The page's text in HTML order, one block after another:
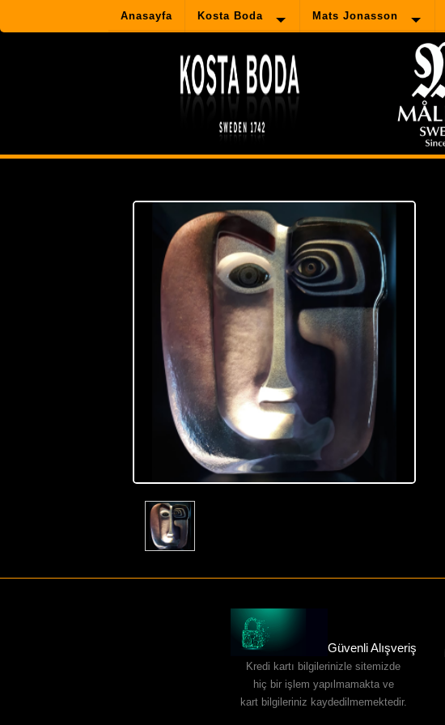
Anasayfa Kosta Boda Mats Jonasson
Güvenli Alışveriş
Kredi kartı bilgilerinizle sitemizde
hiç bir işlem yapılmamakta ve
kart bilgileriniz kaydedilmemektedir.